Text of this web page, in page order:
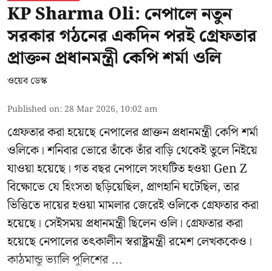
KP Sharma Oli: নেপালে নতুন
সরকার গঠনের একদিন পরই গ্রেফতার
প্রাক্তন প্রধানমন্ত্রী কেপি শর্মা ওলি
ওয়েব ডেস্ক
Published on: 28 Mar 2026, 10:02 am
গ্রেফতার করা হয়েছে নেপালের প্রাক্তন প্রধানমন্ত্রী কেপি শর্মা
ওলিকে। শনিবার ভোরে তাঁকে তাঁর বাড়ি থেকেই তুলে নিইয়ে
যাওয়া হয়েছে। গত বছর নেপালে সংঘটিত হওয়া Gen Z
বিক্ষোভে যে হিংসতা ছড়িয়েছিল, প্রাণহানি ঘটেছিল, তার
ভিত্তিতে দায়ের হওয়া মামলার জেরেই ওলিকে গ্রেফতার করা
হয়েছে। সেইসময় প্রধানমন্ত্রী ছিলেন ওলি। গ্রেফতার করা
হয়েছে নেপালের তৎকালীন স্বরাষ্ট্রমন্ত্রী রমেশ লেখককেও।
কাঠমান্ডু ভ্যালি পুলিশের ...